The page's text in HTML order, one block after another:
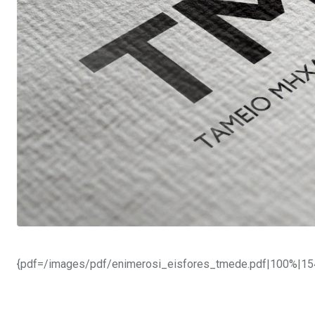
{pdf=/images/pdf/